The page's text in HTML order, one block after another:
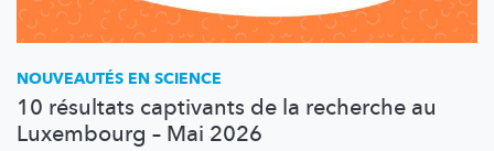
NOUVEAUTÉS EN SCIENCE
10 résultats captivants de la recherche au
Luxembourg – Mai 2026